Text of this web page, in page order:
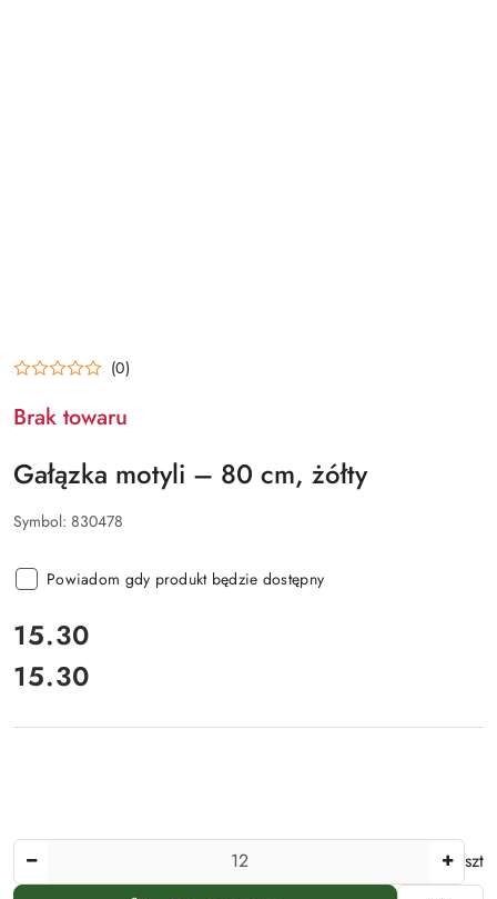
(0)
Brak towaru
Gałązka motyli – 80 cm, żółty
Symbol: 830478
Powiadom gdy produkt będzie dostępny
cena:
15.30
Cena:
15.30
Ilość
szt